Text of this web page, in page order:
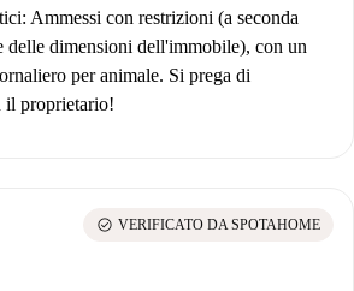
Ammessi con restrizioni (a seconda
delle dimensioni dell'immobile), con un
per animale. Si prega di
il proprietario!
check_circle VERIFICATO DA SPOTAHOME